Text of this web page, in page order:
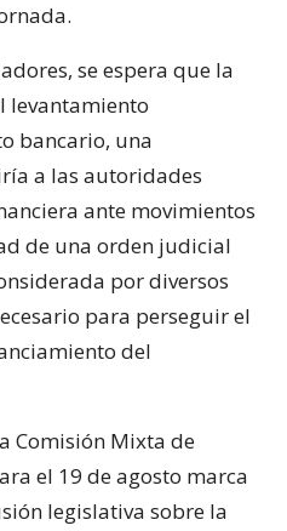
se espera que la
levantamiento
bancario, una
a las autoridades
ante movimientos
de una orden judicial
por diversos
para perseguir el
del
Comisión Mixta de
el 19 de agosto marca
legislativa sobre la